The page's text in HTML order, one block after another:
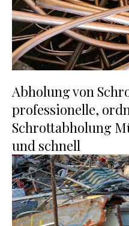
Abholung von
professionelle,
Schrottabholung
und schnell